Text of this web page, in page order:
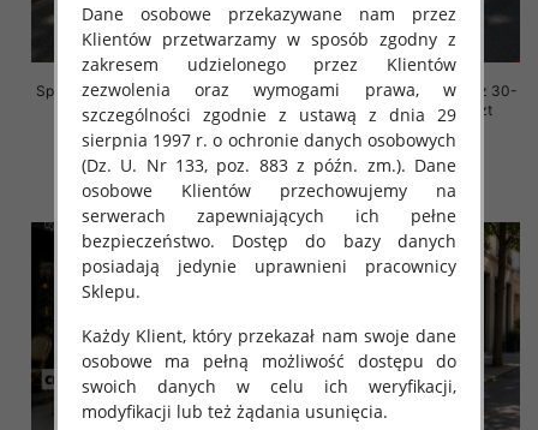
Spodenki męskie jeansy Roz 30-
40, 1 Kolor Paczka 10 szt
44.00 zł
szczegóły
Spodenki męskie jeansy Roz 30-
40, 1 Kolor Paczka 10 szt
44.00 zł
szczegóły
Dane osobowe przekazywane nam przez
Klientów przetwarzamy w sposób zgodny z
zakresem udzielonego przez Klientów
zezwolenia oraz wymogami prawa, w
szczególności zgodnie z ustawą z dnia 29
sierpnia 1997 r. o ochronie danych osobowych
(Dz. U. Nr 133, poz. 883 z późn. zm.). Dane
osobowe Klientów przechowujemy na
serwerach zapewniających ich pełne
bezpieczeństwo. Dostęp do bazy danych
posiadają jedynie uprawnieni pracownicy
Sklepu.
Każdy Klient, który przekazał nam swoje dane
osobowe ma pełną możliwość dostępu do
swoich danych w celu ich weryfikacji,
modyfikacji lub też żądania usunięcia.